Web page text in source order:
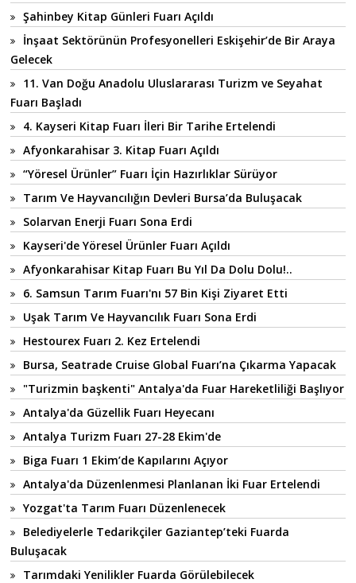
Şahinbey Kitap Günleri Fuarı Açıldı
İnşaat Sektörünün Profesyonelleri Eskişehir’de Bir Araya
Gelecek
11. Van Doğu Anadolu Uluslararası Turizm ve Seyahat
Fuarı Başladı
4. Kayseri Kitap Fuarı İleri Bir Tarihe Ertelendi
Afyonkarahisar 3. Kitap Fuarı Açıldı
“Yöresel Ürünler” Fuarı İçin Hazırlıklar Sürüyor
Tarım Ve Hayvancılığın Devleri Bursa’da Buluşacak
Solarvan Enerji Fuarı Sona Erdi
Kayseri'de Yöresel Ürünler Fuarı Açıldı
Afyonkarahisar Kitap Fuarı Bu Yıl Da Dolu Dolu!..
6. Samsun Tarım Fuarı'nı 57 Bin Kişi Ziyaret Etti
Uşak Tarım Ve Hayvancılık Fuarı Sona Erdi
Hestourex Fuarı 2. Kez Ertelendi
Bursa, Seatrade Cruise Global Fuarı’na Çıkarma Yapacak
"Turizmin başkenti" Antalya'da Fuar Hareketliliği Başlıyor
Antalya'da Güzellik Fuarı Heyecanı
Antalya Turizm Fuarı 27-28 Ekim'de
Biga Fuarı 1 Ekim’de Kapılarını Açıyor
Antalya'da Düzenlenmesi Planlanan İki Fuar Ertelendi
Yozgat'ta Tarım Fuarı Düzenlenecek
Belediyelerle Tedarikçiler Gaziantep’teki Fuarda
Buluşacak
Tarımdaki Yenilikler Fuarda Görülebilecek